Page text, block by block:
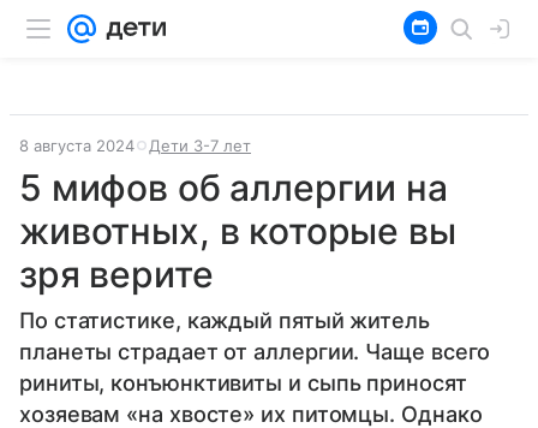
8 августа 2024 Дети 3-7 лет
5 мифов об аллергии на
животных, в которые вы
зря верите
По статистике, каждый пятый житель
планеты страдает от аллергии. Чаще всего
риниты, конъюнктивиты и сыпь приносят
хозяевам «на хвосте» их питомцы. Однако